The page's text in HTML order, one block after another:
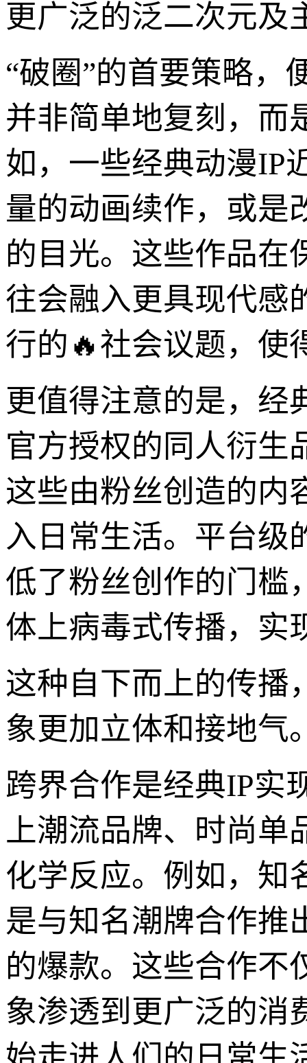
更广泛的泛二次元及
“破圈”的首要策略，
并非简单地复刻，而
如，一些经典动漫IP
量的动画续作，或是
的目光。这些作品在
往会融入更具现代感
行的🔥社会议题，使
更值得注意的是，经
官方授权的同人衍生
这些由粉丝创造的内
入日常生活。平台级
低了粉丝创作的门槛
体上病毒式传播，实
这种自下而上的传播
象更加立体和接地气
跨界合作是经典IP实
上潮流品牌、时尚单
化学反应。例如，知
是与知名潮牌合作推
的爆款。这些合作不
象渗透到更广泛的消